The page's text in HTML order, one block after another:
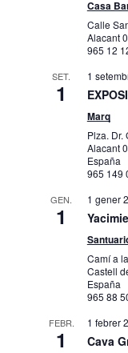
Casa
Calle
Alacant
965 12
SET.
1
1
Marq
Plza. Dr.
Alacant
España
965 149
GEN.
1
1 gener
Camí a
Castell
España
965 88
FEBR.
1
1 febrer
Cava